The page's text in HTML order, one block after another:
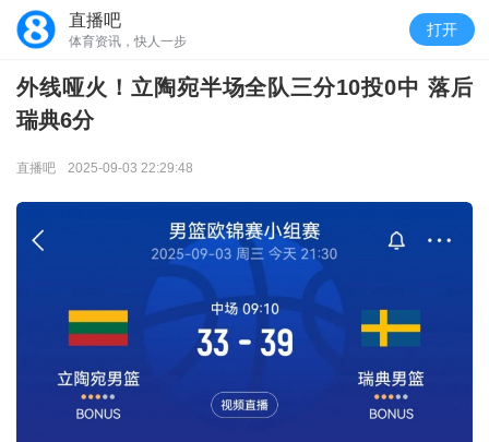
直播吧
体育资讯，快人一步
打开
外线哑火！立陶宛半场全队三分10投0中 落后
瑞典6分
直播吧 2025-09-03 22:29:48